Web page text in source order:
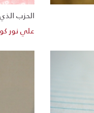
الحزب
علي نور